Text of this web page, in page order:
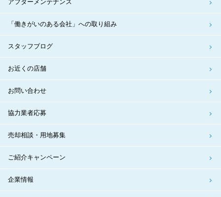
アフターメンテナンス
「働きがいのある会社」への取り組み
スタッフブログ
お近くの店舗
お問い合わせ
協力業者応募
売却相談・用地募集
ご紹介キャンペーン
企業情報